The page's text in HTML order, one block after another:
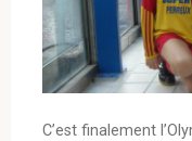
C’est finalement